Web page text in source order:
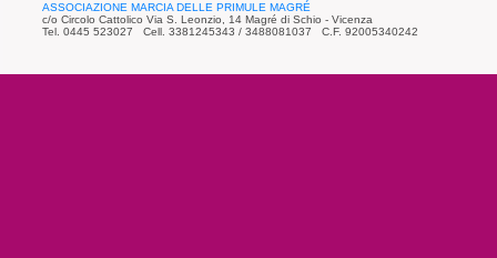
ASSOCIAZIONE MARCIA DELLE PRIMULE MAGRÉ
c/o Circolo Cattolico Via S. Leonzio, 14 Magré di Schio - Vicenza
Tel. 0445 523027 Cell. 3381245343 / 3488081037 C.F. 92005340242